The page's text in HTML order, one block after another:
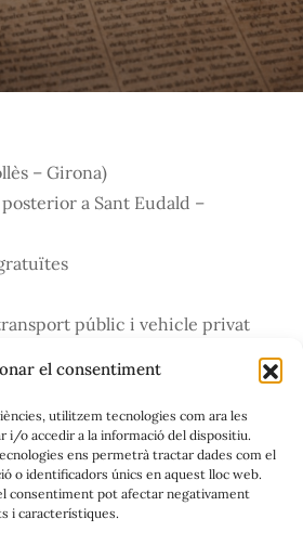
el consentiment
utilitzem tecnologies com ara les
i/o accedir a la informació del dispositiu.
ens permetrà tractar dades com el
o identificadors únics en aquest lloc web.
consentiment pot afectar negativament
i característiques.
– Girona)
a Sant Eudald –
públic i vehicle privat
i els espais
amb esperit participatiu